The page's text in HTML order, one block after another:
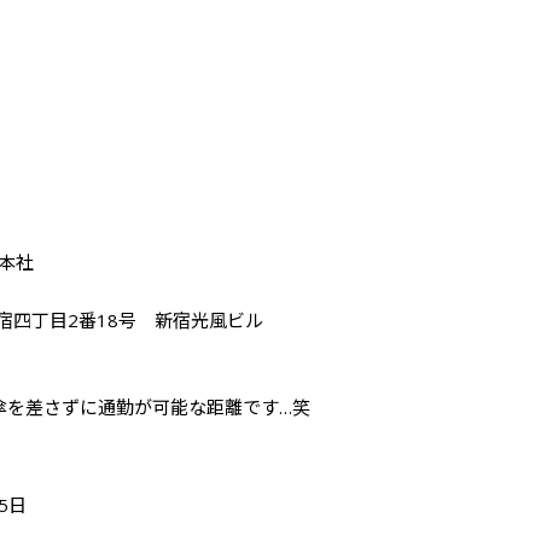
社
四丁目2番18号　新宿光風ビル
差さずに通勤が可能な距離です…笑
日